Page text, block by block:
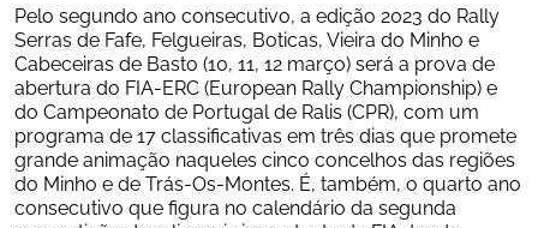
Pelo segundo ano consecutivo, a edição 2023 do Rally
Serras de Fafe, Felgueiras, Boticas, Vieira do Minho e
Cabeceiras de Basto (10, 11, 12 março) será a prova de
abertura do FIA-ERC (European Rally Championship) e
do Campeonato de Portugal de Ralis (CPR), com um
programa de 17 classificativas em três dias que promete
grande animação naqueles cinco concelhos das regiões
do Minho e de Trás-Os-Montes. É, também, o quarto ano
consecutivo que figura no calendário da segunda